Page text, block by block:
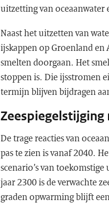
uitzetting van oceaanwater
Naast het uitzetten van
ijskappen op Groenland
smelten doorgaan. Het
stoppen is. Die ijsstromen
termijn blijven bijdragen
De trage reacties van
pas te zien is vanaf 2040.
scenario’s van
jaar 2300 is de verwachte
graden opwarming blijft